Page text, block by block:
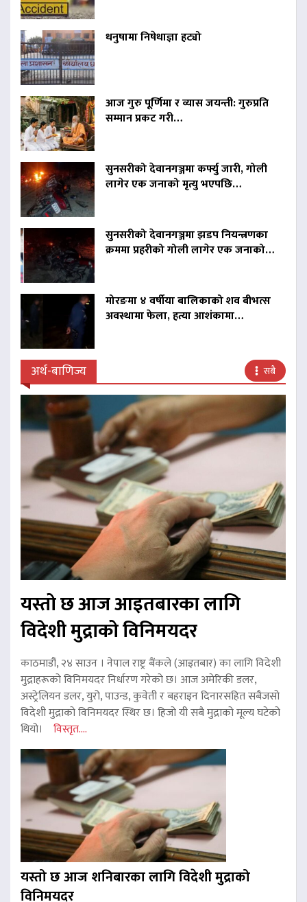
धनुषामा निषेधाज्ञा हट्यो
आज गुरु पूर्णिमा र व्यास जयन्ती: गुरुप्रति
सम्मान प्रकट गरी…
सुनसरीको देवानगञ्जमा कर्फ्यु जारी, गोली
लागेर एक जनाको मृत्यु भएपछि…
सुनसरीको देवानगञ्जमा झडप नियन्त्रणका
क्रममा प्रहरीको गोली लागेर एक जनाको…
मोरङमा ४ वर्षीया बालिकाको शव बीभत्स
अवस्थामा फेला, हत्या आशंकामा…
अर्थ-बाणिज्य सबै
यस्तो छ आज आइतबारका लागि
विदेशी मुद्राको विनिमयदर
काठमाडौं, २४ साउन । नेपाल राष्ट्र बैंकले (आइतबार) का लागि विदेशी
मुद्राहरूको विनिमयदर निर्धारण गरेको छ। आज अमेरिकी डलर,
अस्ट्रेलियन डलर, युरो, पाउन्ड, कुवेती र बहराइन दिनारसहित सबैजसो
विदेशी मुद्राको विनिमयदर स्थिर छ। हिजो यी सबै मुद्राको मूल्य घटेको
थियो। विस्तृत....
यस्तो छ आज शनिबारका लागि विदेशी मुद्राको
विनिमयदर